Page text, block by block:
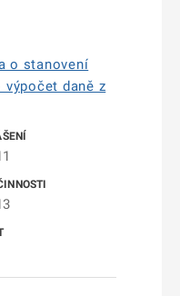
o stanovení
daně z